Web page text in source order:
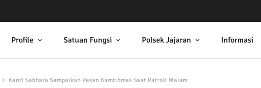
Profile Satuan Fungsi Polsek Jajaran Informasi
Kanit Sabhara Sampaikan Pesan Kamtibmas Saat Patroli Malam